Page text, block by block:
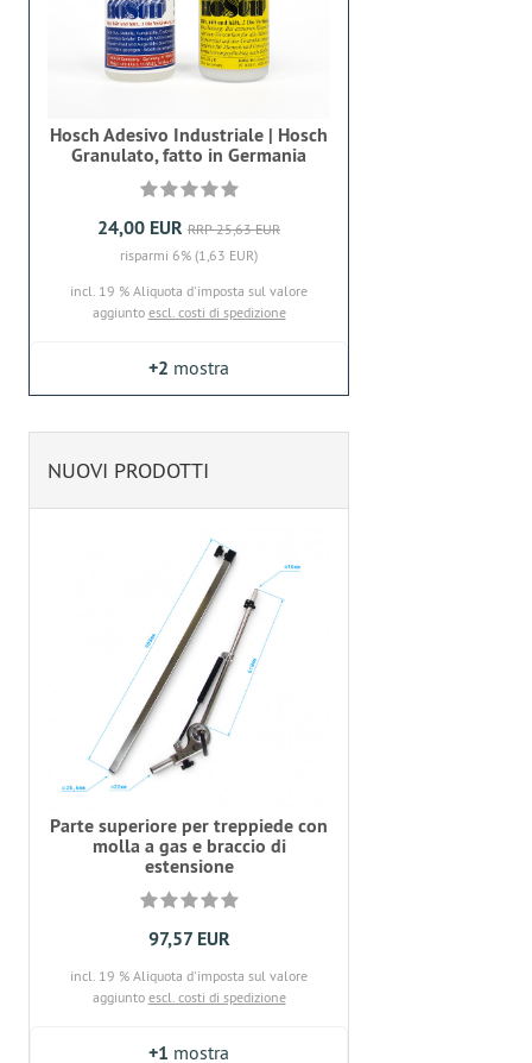
Hosch Adesivo Industriale | Hosch
Granulato, fatto in Germania
24,00 EUR RRP 25,63 EUR
risparmi 6% (1,63 EUR)
incl. 19 % Aliquota d'imposta sul valore
aggiunto escl. costi di spedizione
+2 mostra
NUOVI PRODOTTI
Parte superiore per treppiede con
molla a gas e braccio di
estensione
97,57 EUR
incl. 19 % Aliquota d'imposta sul valore
aggiunto escl. costi di spedizione
+1 mostra